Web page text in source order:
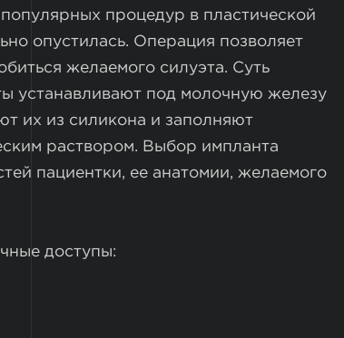
процедур в пластической
опустилась. Операция позволяет
желаемого силуэта. Суть
устанавливают под молочную железу
их из силикона и заполняют
раствором. Выбор импланта
пациентки, ее анатомии, желаемого
доступы: